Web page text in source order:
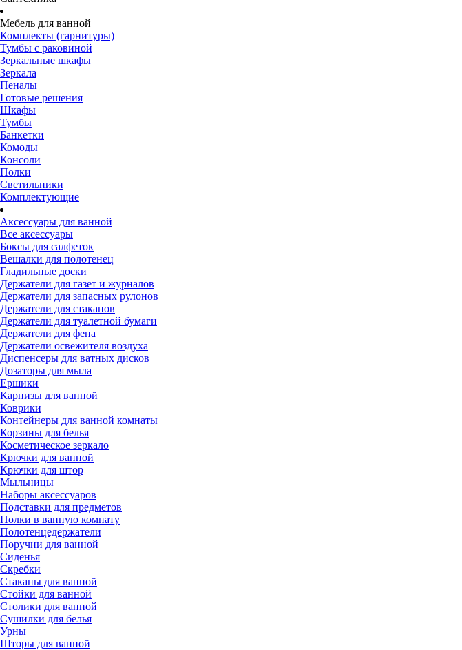
Мебель для ванной
Комплекты (гарнитуры)
Тумбы с раковиной
Зеркальные шкафы
Зеркала
Пеналы
Готовые решения
Шкафы
Тумбы
Банкетки
Комоды
Консоли
Полки
Светильники
Комплектующие
Аксессуары для ванной
Все аксессуары
Боксы для салфеток
Вешалки для полотенец
Гладильные доски
Держатели для газет и журналов
Держатели для запасных рулонов
Держатели для стаканов
Держатели для туалетной бумаги
Держатели для фена
Держатели освежителя воздуха
Диспенсеры для ватных дисков
Дозаторы для мыла
Ершики
Карнизы для ванной
Коврики
Контейнеры для ванной комнаты
Корзины для белья
Косметическое зеркало
Крючки для ванной
Крючки для штор
Мыльницы
Наборы аксессуаров
Подставки для предметов
Полки в ванную комнату
Полотенцедержатели
Поручни для ванной
Сиденья
Скребки
Стаканы для ванной
Стойки для ванной
Столики для ванной
Сушилки для белья
Урны
Шторы для ванной